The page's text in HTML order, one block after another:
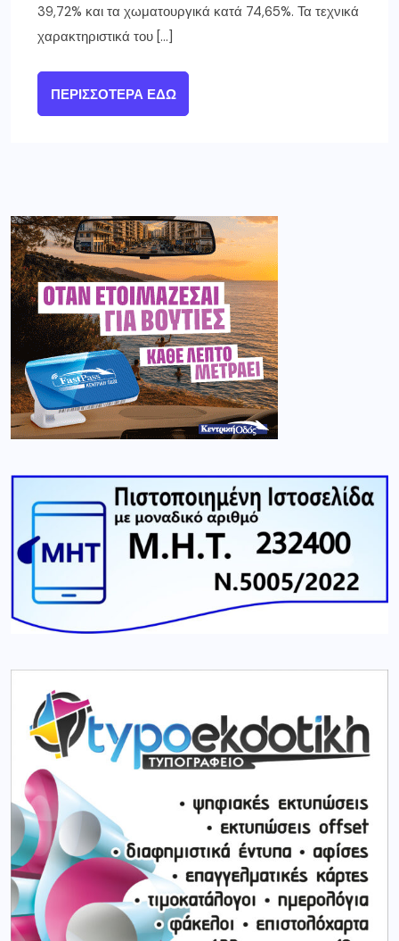
39,72% και τα χωματουργικά κατά 74,65%. Τα τεχνικά
χαρακτηριστικά του […]
ΠΕΡΙΣΣΌΤΕΡΑ ΕΔΏ